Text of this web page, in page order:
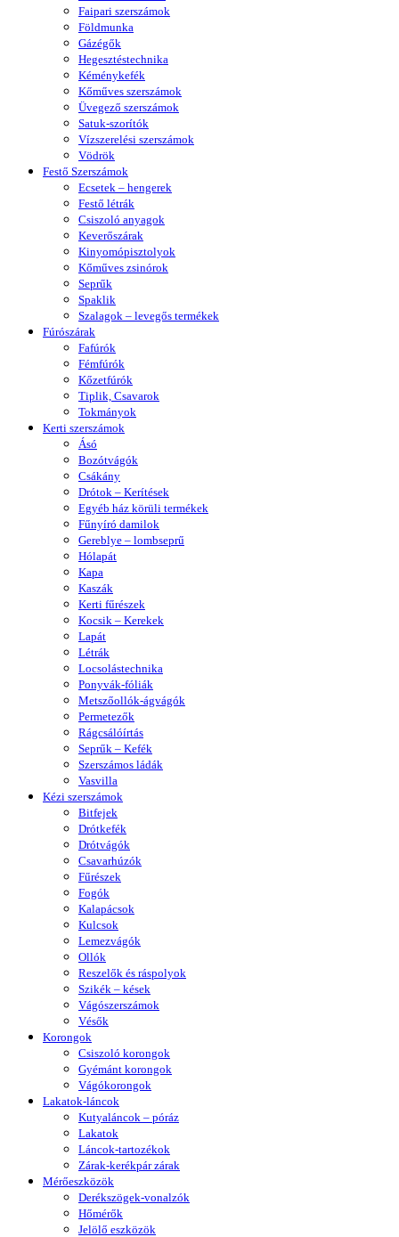
Faipari szerszámok
Földmunka
Gázégők
Hegesztéstechnika
Kéménykefék
Kőműves szerszámok
Üvegező szerszámok
Satuk-szorítók
Vízszerelési szerszámok
Vödrök
Festő Szerszámok
Ecsetek – hengerek
Festő létrák
Csiszoló anyagok
Keverőszárak
Kinyomópisztolyok
Kőműves zsinórok
Seprűk
Spaklik
Szalagok – levegős termékek
Fúrószárak
Fafúrók
Fémfúrók
Kőzetfúrók
Tiplik, Csavarok
Tokmányok
Kerti szerszámok
Ásó
Bozótvágók
Csákány
Drótok – Kerítések
Egyéb ház körüli termékek
Fűnyíró damilok
Gereblye – lombseprű
Hólapát
Kapa
Kaszák
Kerti fűrészek
Kocsik – Kerekek
Lapát
Létrák
Locsolástechnika
Ponyvák-fóliák
Metszőollók-ágvágók
Permetezők
Rágcsálóírtás
Seprűk – Kefék
Szerszámos ládák
Vasvilla
Kézi szerszámok
Bitfejek
Drótkefék
Drótvágók
Csavarhúzók
Fűrészek
Fogók
Kalapácsok
Kulcsok
Lemezvágók
Ollók
Reszelők és ráspolyok
Szikék – kések
Vágószerszámok
Vésők
Korongok
Csiszoló korongok
Gyémánt korongok
Vágókorongok
Lakatok-láncok
Kutyaláncok – póráz
Lakatok
Láncok-tartozékok
Zárak-kerékpár zárak
Mérőeszközök
Derékszögek-vonalzók
Hőmérők
Jelölő eszközök